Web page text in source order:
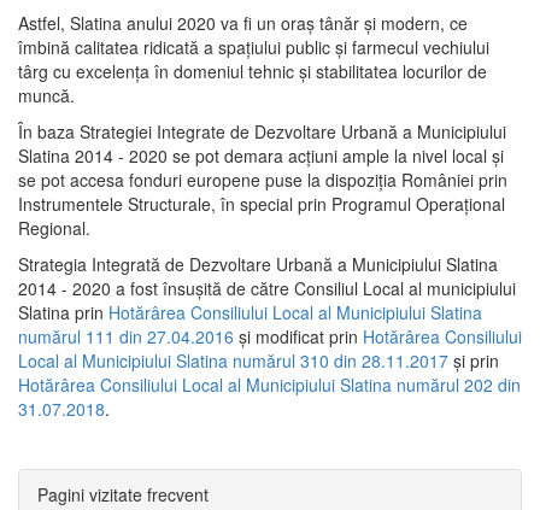
Astfel, Slatina anului 2020 va fi un oraş tânăr şi modern, ce
îmbină calitatea ridicată a spaţiului public şi farmecul vechiului
târg cu excelenţa în domeniul tehnic şi stabilitatea locurilor de
muncă.
În baza Strategiei Integrate de Dezvoltare Urbană a Municipiului
Slatina 2014 - 2020 se pot demara acţiuni ample la nivel local şi
se pot accesa fonduri europene puse la dispoziţia României prin
Instrumentele Structurale, în special prin Programul Operațional
Regional.
Strategia Integrată de Dezvoltare Urbană a Municipiului Slatina
2014 - 2020 a fost însuşită de către Consiliul Local al municipiului
Slatina prin Hotărârea Consiliului Local al Municipiului Slatina
numărul 111 din 27.04.2016 și modificat prin Hotărârea Consiliului
Local al Municipiului Slatina numărul 310 din 28.11.2017 și prin
Hotărârea Consiliului Local al Municipiului Slatina numărul 202 din
31.07.2018.
Pagini vizitate frecvent